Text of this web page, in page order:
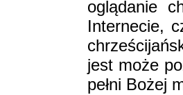
oglądanie
Internecie,
jest może
pełni Bożej